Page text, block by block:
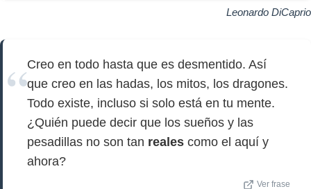
Leonardo DiCaprio
Creo en todo hasta que es desmentido. Así
que creo en las hadas, los mitos, los dragones.
Todo existe, incluso si solo está en tu mente.
¿Quién puede decir que los sueños y las
pesadillas no son tan reales como el aquí y
ahora?
Ver frase